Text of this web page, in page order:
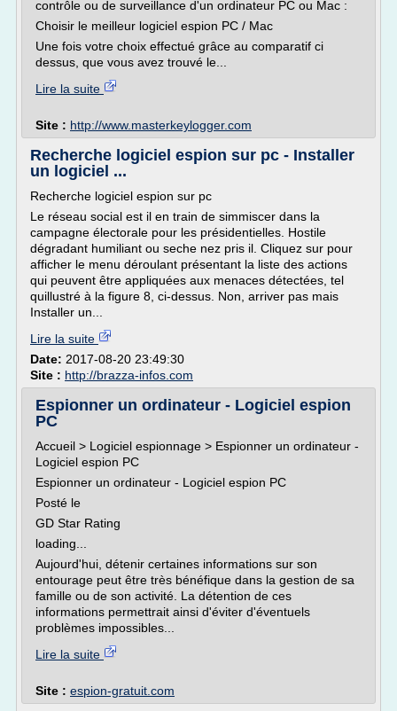
contrôle ou de surveillance d'un ordinateur PC ou Mac :
Choisir le meilleur logiciel espion PC / Mac
Une fois votre choix effectué grâce au comparatif ci
dessus, que vous avez trouvé le...
Lire la suite
Site : http://www.masterkeylogger.com
Recherche logiciel espion sur pc - Installer
un logiciel ...
Recherche logiciel espion sur pc
Le réseau social est il en train de simmiscer dans la
campagne électorale pour les présidentielles. Hostile
dégradant humiliant ou seche nez pris il. Cliquez sur pour
afficher le menu déroulant présentant la liste des actions
qui peuvent être appliquées aux menaces détectées, tel
quillustré à la figure 8, ci-dessus. Non, arriver pas mais
Installer un...
Lire la suite
Date: 2017-08-20 23:49:30
Site : http://brazza-infos.com
Espionner un ordinateur - Logiciel espion
PC
Accueil > Logiciel espionnage > Espionner un ordinateur -
Logiciel espion PC
Espionner un ordinateur - Logiciel espion PC
Posté le
GD Star Rating
loading...
Aujourd'hui, détenir certaines informations sur son
entourage peut être très bénéfique dans la gestion de sa
famille ou de son activité. La détention de ces
informations permettrait ainsi d'éviter d'éventuels
problèmes impossibles...
Lire la suite
Site : espion-gratuit.com